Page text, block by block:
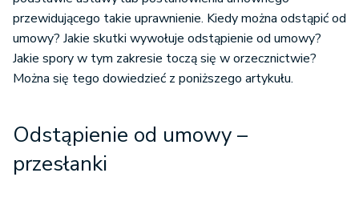
przewidującego takie uprawnienie. Kiedy można odstąpić od
umowy? Jakie skutki wywołuje odstąpienie od umowy?
Jakie spory w tym zakresie toczą się w orzecznictwie?
Można się tego dowiedzieć z poniższego artykułu.
Odstąpienie od umowy –
przesłanki